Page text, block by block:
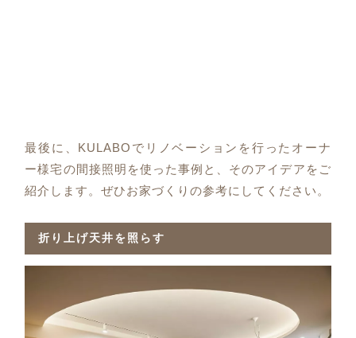
最後に、KULABOでリノベーションを行ったオーナ
ー様宅の間接照明を使った事例と、そのアイデアをご
紹介します。ぜひお家づくりの参考にしてください。
折り上げ天井を照らす